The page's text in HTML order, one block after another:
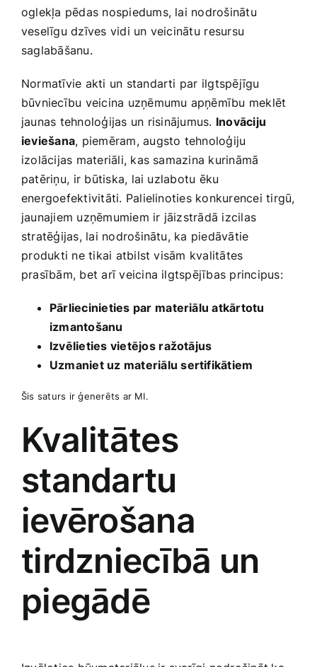
oglekļa pēdas nospiedums, lai nodrošinātu
veselīgu​ dzīves vidi ‌un ​veicinātu⁢ resursu
saglabāšanu.
Normatīvie akti un standarti par ilgtspējīgu
‌būvniecību veicina uzņēmumu apņēmību meklēt
jaunas tehnoloģijas ⁤un risinājumus. Inovāciju
ieviešana, ‍piemēram, augsto tehnoloģiju
izolācijas materiāli, kas samazina kurināmā
patēriņu, ⁣ir būtiska, lai uzlabotu ēku⁣
energoefektivitāti. Palielinoties konkurencei tirgū,
jaunajiem uzņēmumiem ir jāizstrādā izcilas
stratēģijas, lai​ nodrošinātu, ka piedāvātie
⁢produkti ne tikai atbilst visām kvalitātes
prasībām, bet arī‍ veicina ilgtspējības principus:
Pārliecinieties par⁢ materiālu atkārtotu
izmantošanu
Izvēlieties vietējos ⁤ražotājus
Uzmaniet uz materiālu sertifikātiem
Šis saturs ir ģenerēts ar MI.
Kvalitātes
standartu
ievērošana
tirdzniecībā un
piegādē